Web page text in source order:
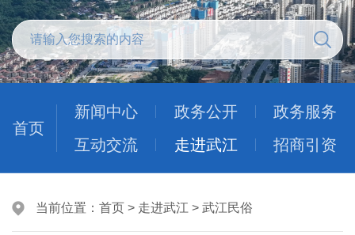
首页
新闻中心 政务公开
政务服务
互动交流
走进武江 招商引资
当前位置： 首页 > 走进武江 > 武江民俗